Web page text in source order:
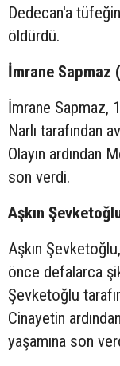
Dedecan'a
öldürdü.
İmrane Sapmaz
İmrane Sapmaz,
Narlı tarafından
Olayın ardından
son verdi.
Aşkın
Aşkın
önce defalarca
Şevketoğlu
Cinayetin
yaşamına son